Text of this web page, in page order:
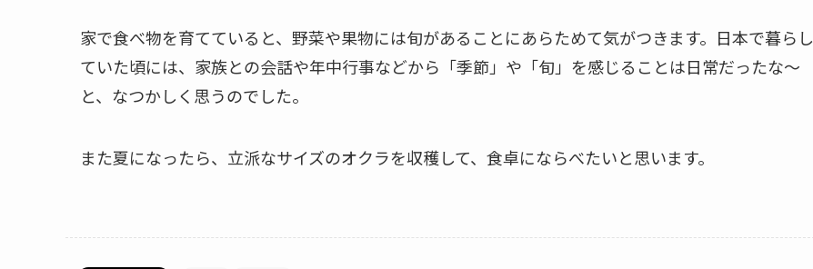
家で食べ物を育てていると、野菜や果物には旬があることにあらためて気がつきます。日本で暮らし
ていた頃には、家族との会話や年中行事などから「季節」や「旬」を感じることは日常だったな〜
と、なつかしく思うのでした。
また夏になったら、立派なサイズのオクラを収穫して、食卓にならべたいと思います。